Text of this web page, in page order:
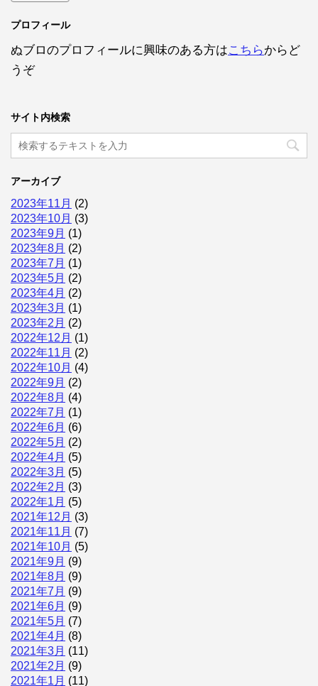
プロフィール
ぬブロのプロフィールに興味のある方はこちらからど
うぞ
サイト内検索
アーカイブ
2023年11月 (2)
2023年10月 (3)
2023年9月 (1)
2023年8月 (2)
2023年7月 (1)
2023年5月 (2)
2023年4月 (2)
2023年3月 (1)
2023年2月 (2)
2022年12月 (1)
2022年11月 (2)
2022年10月 (4)
2022年9月 (2)
2022年8月 (4)
2022年7月 (1)
2022年6月 (6)
2022年5月 (2)
2022年4月 (5)
2022年3月 (5)
2022年2月 (3)
2022年1月 (5)
2021年12月 (3)
2021年11月 (7)
2021年10月 (5)
2021年9月 (9)
2021年8月 (9)
2021年7月 (9)
2021年6月 (9)
2021年5月 (7)
2021年4月 (8)
2021年3月 (11)
2021年2月 (9)
2021年1月 (11)